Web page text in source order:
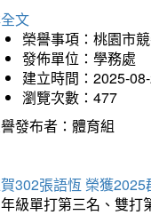
文
榮譽事項：桃園市
發佈單位：學務處
建立時間：2025-
瀏覽次數：477
發布者：體育組
302張語恆 榮獲
級單打第三名、雙打